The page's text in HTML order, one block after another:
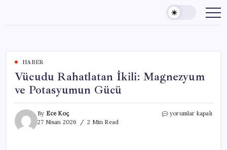
content
HABER
Vücudu Rahatlatan İkili: Magnezyum
ve Potasyumun Gücü
By Ece Koç
27 Nisan 2026
2 Min Read
Vücudu
yorumlar kapalı